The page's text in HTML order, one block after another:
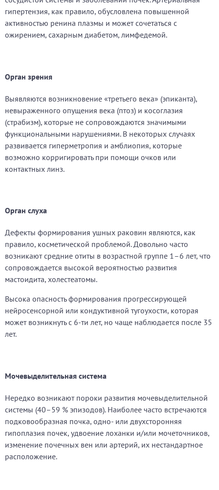
гипертензия, как правило, обусловлена повышенной
активностью ренина плазмы и может сочетаться с
ожирением, сахарным диабетом, лимфедемой.
Орган зрения
Выявляются возникновение «третьего века» (эпиканта),
невыраженного опущения века (птоз) и косоглазия
(страбизм), которые не сопровождаются значимыми
функциональными нарушениями. В некоторых случаях
развивается гиперметропия и амблиопия, которые
возможно корригировать при помощи очков или
контактных линз.
Орган слуха
Дефекты формирования ушных раковин являются, как
правило, косметической проблемой. Довольно часто
возникают средние отиты в возрастной группе 1–6 лет, что
сопровождается высокой вероятностью развития
мастоидита, холестеатомы.
Высока опасность формирования прогрессирующей
нейросенсорной или кондуктивной тугоухости, которая
может возникнуть с 6-ти лет, но чаще наблюдается после 35
лет.
Мочевыделительная система
Нередко возникают пороки развития мочевыделительной
системы (40–59 % эпизодов). Наиболее часто встречаются
подковообразная почка, одно- или двухсторонняя
гипоплазия почек, удвоение лоханки и/или мочеточников,
изменение почечных вен или артерий, их нестандартное
расположение.